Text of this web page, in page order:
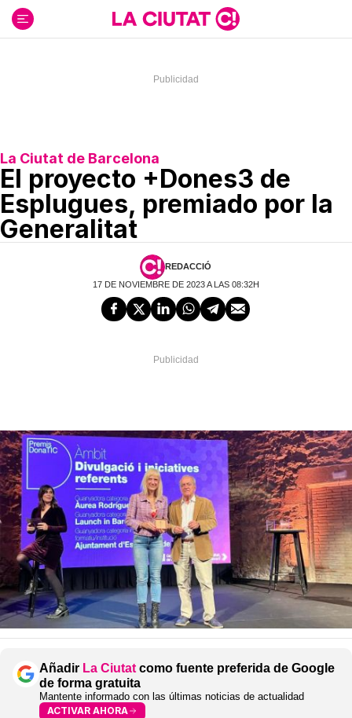
contenido
La Ciutat de Barcelona
El proyecto +Dones3 de
Esplugues, premiado por la
Generalitat
REDACCIÓ
17 DE NOVIEMBRE DE 2023 A LAS 08:32H
Añadir La Ciutat como fuente preferida de Google
de forma gratuita
Mantente informado con las últimas noticias de actualidad
ACTIVAR AHORA